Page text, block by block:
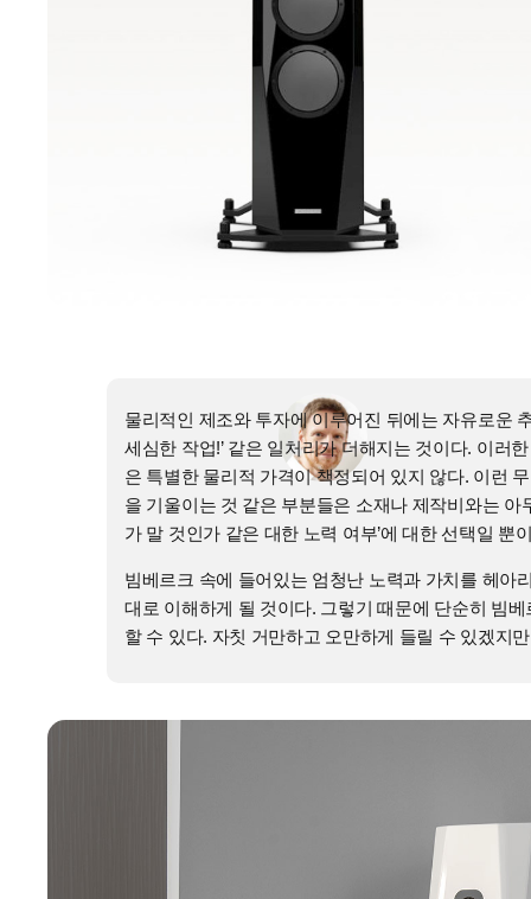
물리적인 제조와 투자에 이루어진 뒤에는 자유로운
세심한 작업!’ 같은 일처리가 더해지는 것이다. 이러
은 특별한 물리적 가격이 책정되어 있지 않다. 이런
을 기울이는 것 같은 부분들은 소재나 제작비와는
가 말 것인가 같은 대한 노력 여부’에 대한 선택일 뿐
빔베르크 속에 들어있는 엄청난 노력과 가치를 헤아
대로 이해하게 될 것이다. 그렇기 때문에 단순히 빔
할 수 있다. 자칫 거만하고 오만하게 들릴 수 있겠지